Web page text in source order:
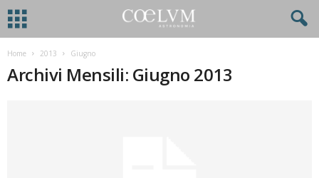
Home 2013 Giugno
Archivi Mensili: Giugno 2013